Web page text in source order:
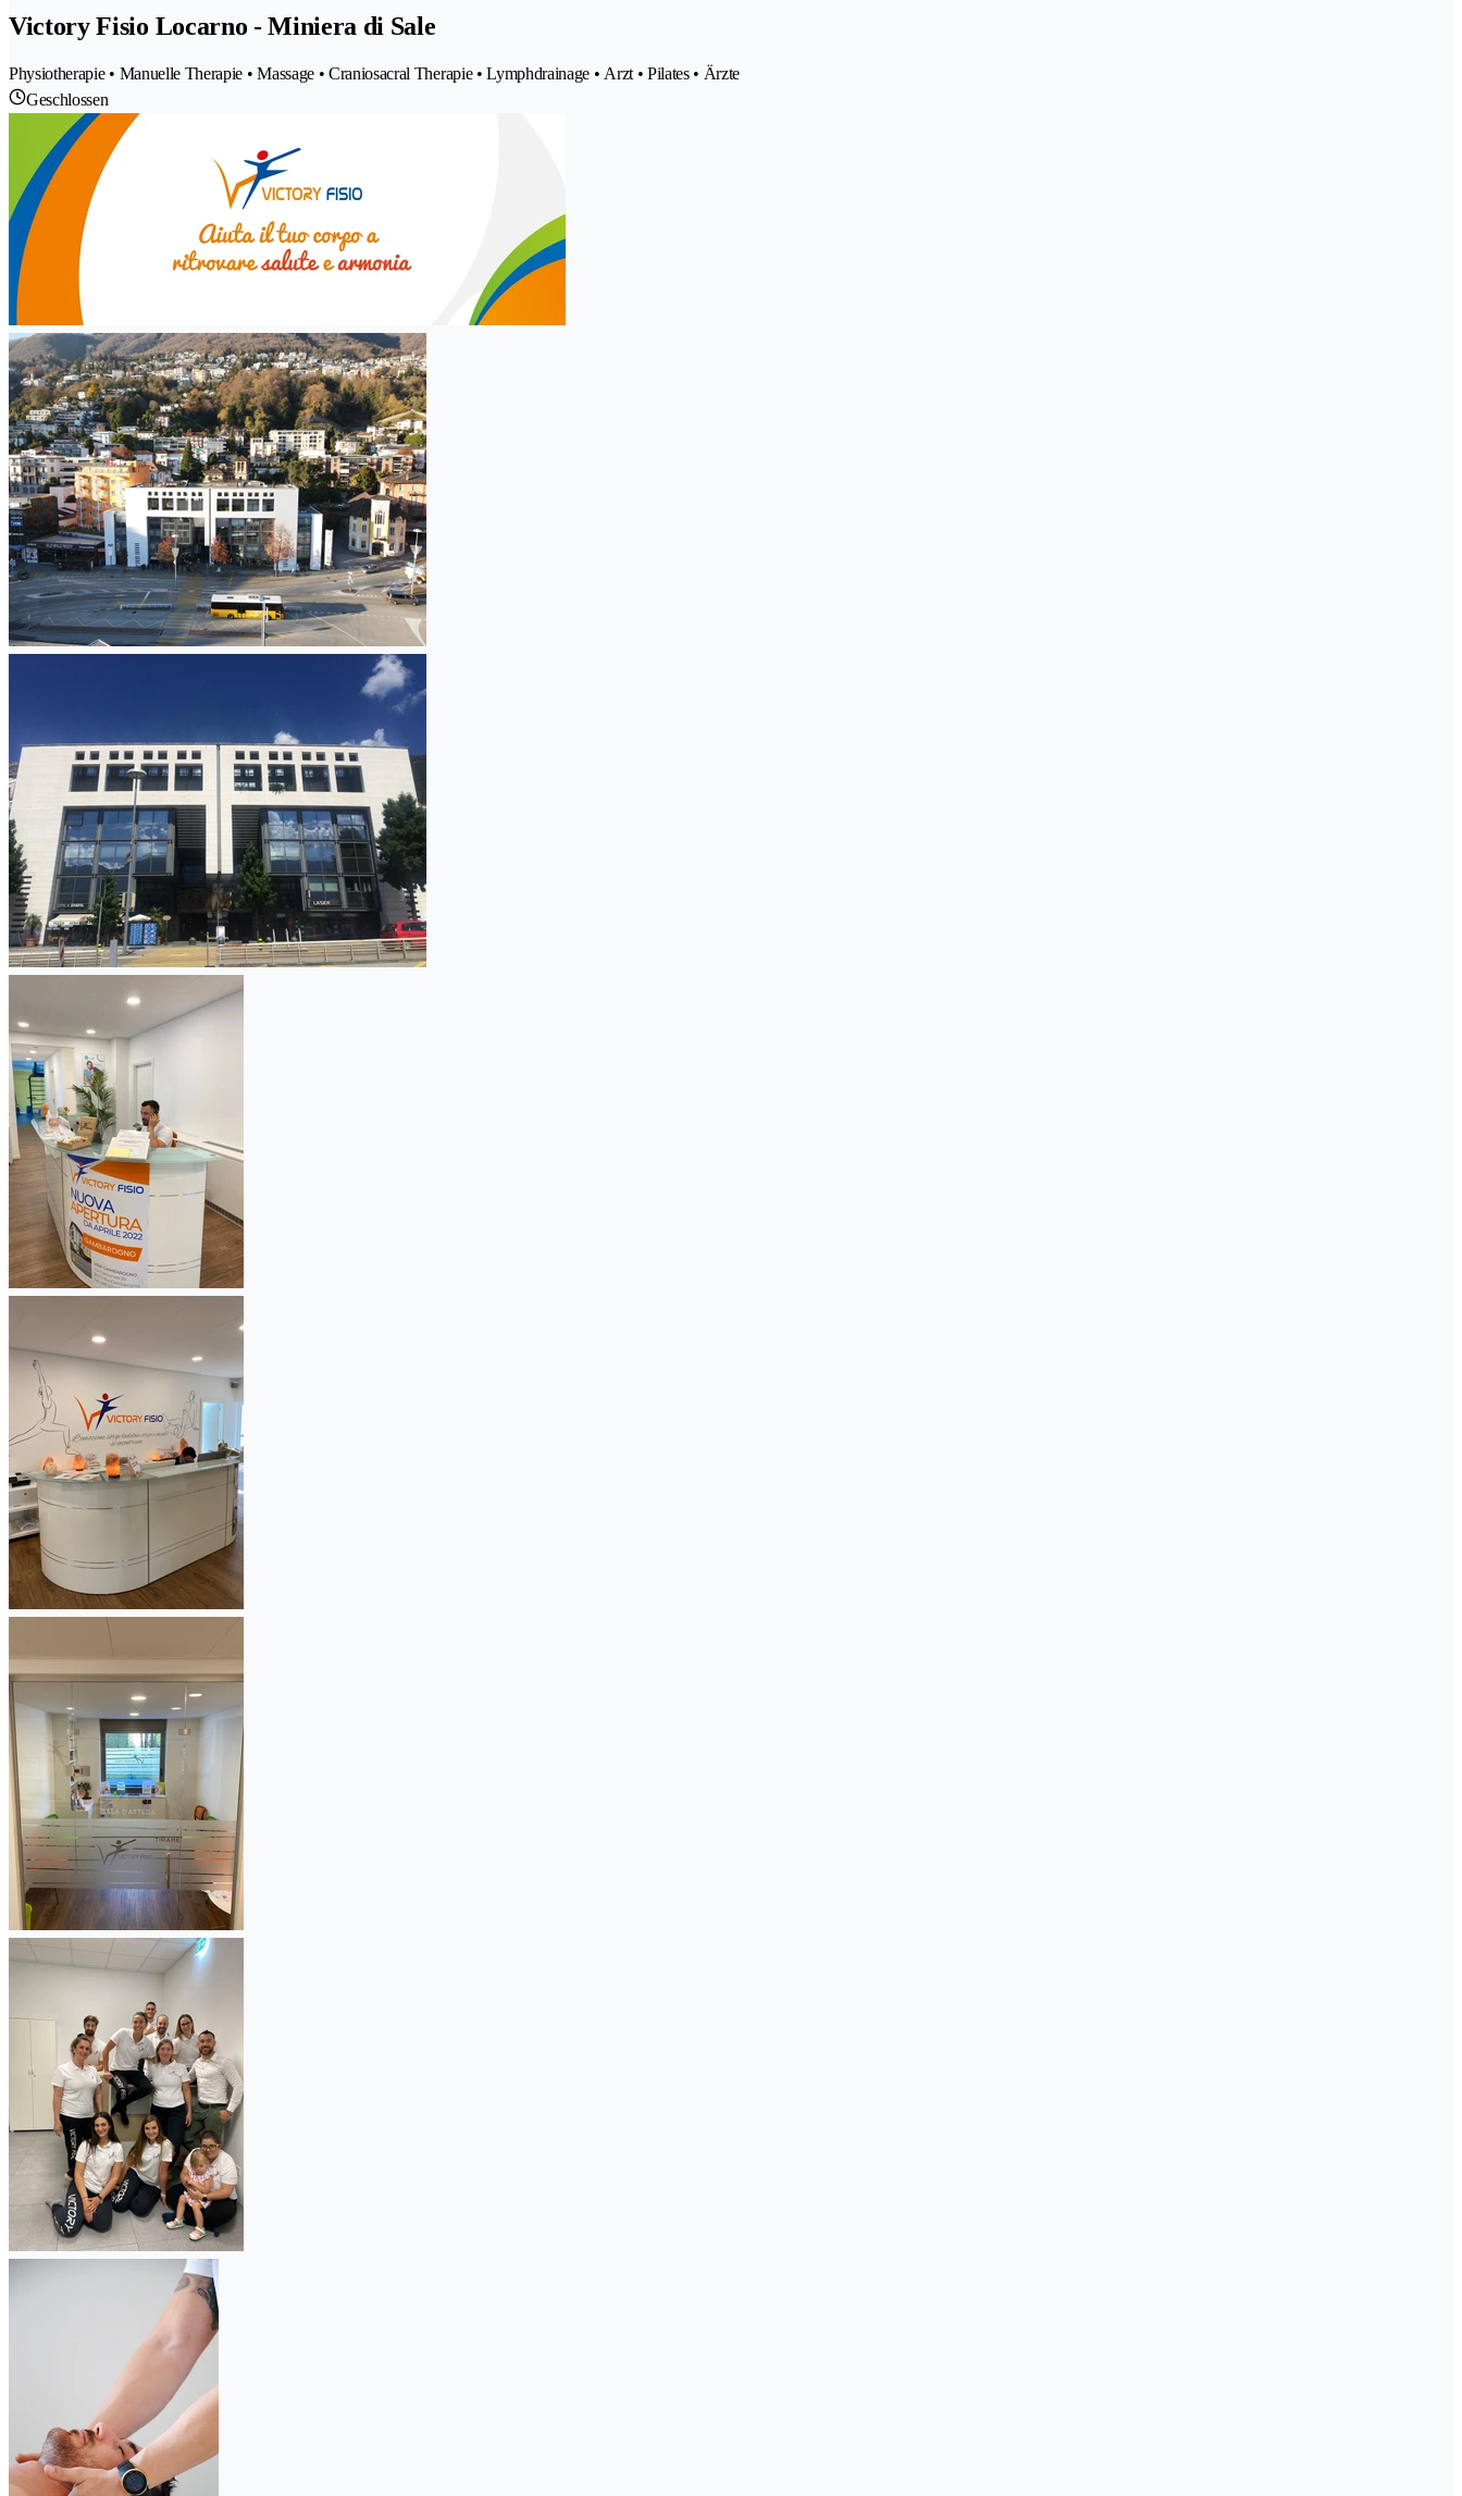
Victory Fisio Locarno - Miniera di Sale
Physiotherapie • Manuelle Therapie • Massage • Craniosacral Therapie • Lymphdrainage • Arzt • Pilates • Ärzte
Geschlossen